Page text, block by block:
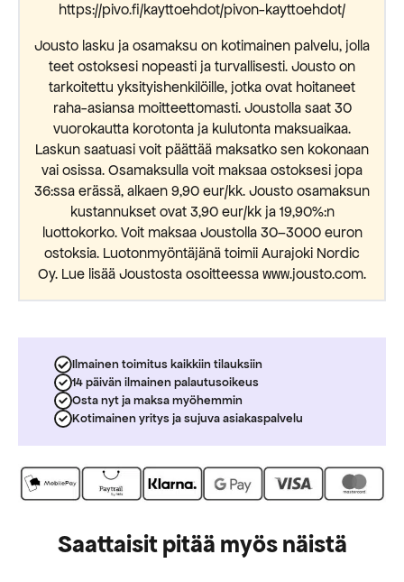
https://pivo.fi/kayttoehdot/pivon-kayttoehdot/
Jousto lasku ja osamaksu on kotimainen palvelu, jolla
teet ostoksesi nopeasti ja turvallisesti. Jousto on
tarkoitettu yksityishenkilöille, jotka ovat hoitaneet
raha-asiansa moitteettomasti. Joustolla saat 30
vuorokautta korotonta ja kulutonta maksuaikaa.
Laskun saatuasi voit päättää maksatko sen kokonaan
vai osissa. Osamaksulla voit maksaa ostoksesi jopa
36:ssa erässä, alkaen 9,90 eur/kk. Jousto osamaksun
kustannukset ovat 3,90 eur/kk ja 19,90%:n
luottokorko. Voit maksaa Joustolla 30–3000 euron
ostoksia. Luotonmyöntäjänä toimii Aurajoki Nordic
Oy. Lue lisää Joustosta osoitteessa www.jousto.com.
Ilmainen toimitus kaikkiin tilauksiin
14 päivän ilmainen palautusoikeus
Osta nyt ja maksa myöhemmin
Kotimainen yritys ja sujuva asiakaspalvelu
Saattaisit pitää myös näistä